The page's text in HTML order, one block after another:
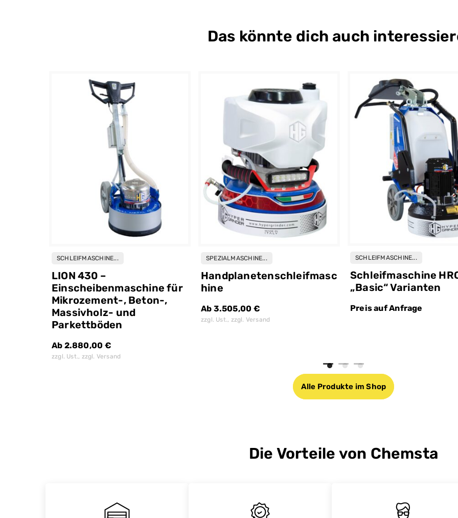
Das könnte dich auch
SCHLEIFMASCHINE...
LION 430 –
Einscheibenmaschine für
Mikrozement-, Beton-,
Massivholz- und
Parkettböden
Ab 2.880,00 €
zzgl. Ust., zzgl. Versand
SPEZIALMASCHINE...
Handplanetenschleifmasc
hine
Ab 3.505,00 €
zzgl. Ust., zzgl. Versand
SCHLEIFMASCHINE...
Schleifmaschine
„Basic“ Varianten
Preis auf Anfrage
Alle Produkte im Shop
Die Vorteile von Chemsta